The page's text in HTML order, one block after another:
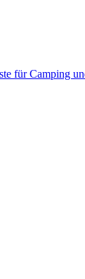
für Camping